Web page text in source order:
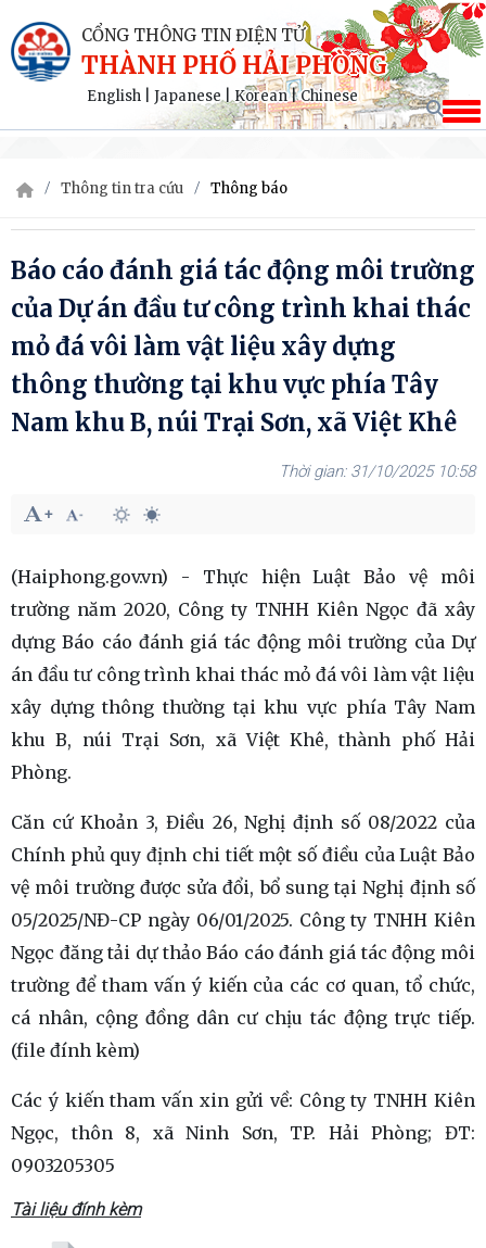
CỔNG THÔNG TIN ĐIỆN TỬ
THÀNH PHỐ HẢI PHÒNG
English Japanese|Korean|Chinese
Thông tin tra cứu Thông báo
Báo cáo đánh giá tác động môi trường
của Dự án đầu tư công trình khai thác
mỏ đá vôi làm vật liệu xây dựng
thông thường tại khu vực phía Tây
Nam khu B, núi Trại Sơn, xã Việt Khê
31/10/2025 10:58
(Haiphong.gov.vn) - Thực hiện Luật Bảo vệ môi
trường năm 2020, Công ty TNHH Kiên Ngọc đã xây
dựng Báo cáo đánh giá tác động môi trường của Dự
án đầu tư công trình khai thác mỏ đá vôi làm vật liệu
xây dựng thông thường tại khu vực phía Tây Nam
khu B, núi Trại Sơn, xã Việt Khê, thành phố Hải
Phòng.
Căn cứ Khoản 3, Điều 26, Nghị định số 08/2022 của
Chính phủ quy định chi tiết một số điều của Luật Bảo
vệ môi trường được sửa đổi, bổ sung tại Nghị định số
05/2025/NĐ-CP ngày 06/01/2025. Công ty TNHH Kiên
Ngọc đăng tải dự thảo Báo cáo đánh giá tác động môi
trường để tham vấn ý kiến của các cơ quan, tổ chức,
cá nhân, cộng đồng dân cư chịu tác động trực tiếp.
(file đính kèm)
Các ý kiến tham vấn xin gửi về: Công ty TNHH Kiên
Ngọc, thôn 8, xã Ninh Sơn, TP. Hải Phòng; ĐT:
0903205305
Tài liệu đính kèm